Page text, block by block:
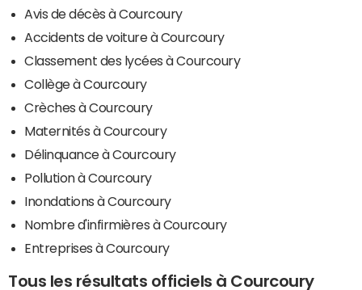
Avis de décès à Courcoury
Accidents de voiture à Courcoury
Classement des lycées à Courcoury
Collège à Courcoury
Crèches à Courcoury
Maternités à Courcoury
Délinquance à Courcoury
Pollution à Courcoury
Inondations à Courcoury
Nombre d'infirmières à Courcoury
Entreprises à Courcoury
Tous les résultats officiels à Courcoury